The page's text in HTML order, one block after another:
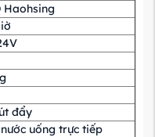
Haohsing
đẩy
uống trực tiếp